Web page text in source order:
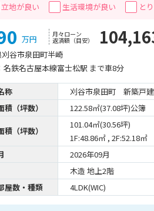
万円 月々ローン
返済額（目安）
谷市泉田町半崎
名鉄名古屋本線富士松駅 まで車8分
称
刈谷市泉田町 新築戸
積（坪数）
122.58㎡(37.08坪)公簿
積（坪数）
101.04㎡(30.56坪)
1F:48.86㎡ , 2F:52.18㎡
2026年09月
木造 地上2階
屋数・種類
4LDK(WIC)
立地が良い 生活環境が良い と